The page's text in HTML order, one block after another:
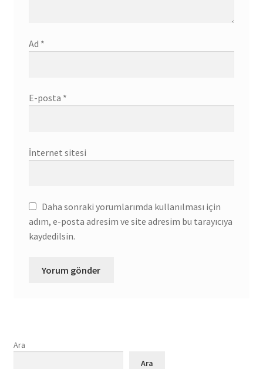
Ad *
E-posta *
İnternet sitesi
Daha sonraki yorumlarımda kullanılması için
adım, e-posta adresim ve site adresim bu tarayıcıya
kaydedilsin.
Ara
Ara